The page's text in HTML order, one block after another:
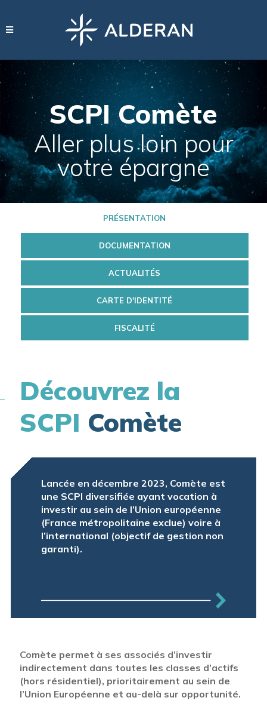
SCPI Comète
Aller plus loin pour
votre épargne
PRÉSENTATION
DOCUMENTATION
ACTUALITÉS
CARTE D'IDENTITÉ
FISCALITÉ
Découvrez la
SCPI Comète
Lancée en décembre 2023, Comète est
une SCPI diversifiée ayant vocation à
investir au sein de l’Union européenne
(France métropolitaine exclue) voire à
l’international (objectif de gestion non
garanti).
Comète permet à ses associés d’investir
indirectement dans toutes les classes d’actifs
(hors résidentiel), prioritairement au sein de
l’Union Européenne et au-delà sur opportunité.